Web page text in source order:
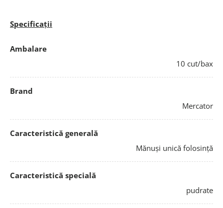
Specificații
Ambalare
10 cut/bax
Brand
Mercator
Caracteristică generală
Mănuși unică folosință
Caracteristică specială
pudrate